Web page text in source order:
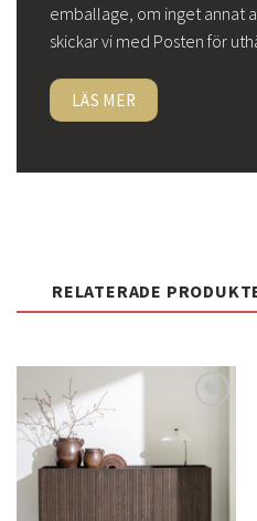
emballage, om inget annat
skickar vi med Posten för
LÄS MER
RELATERADE
till i
önskelistan